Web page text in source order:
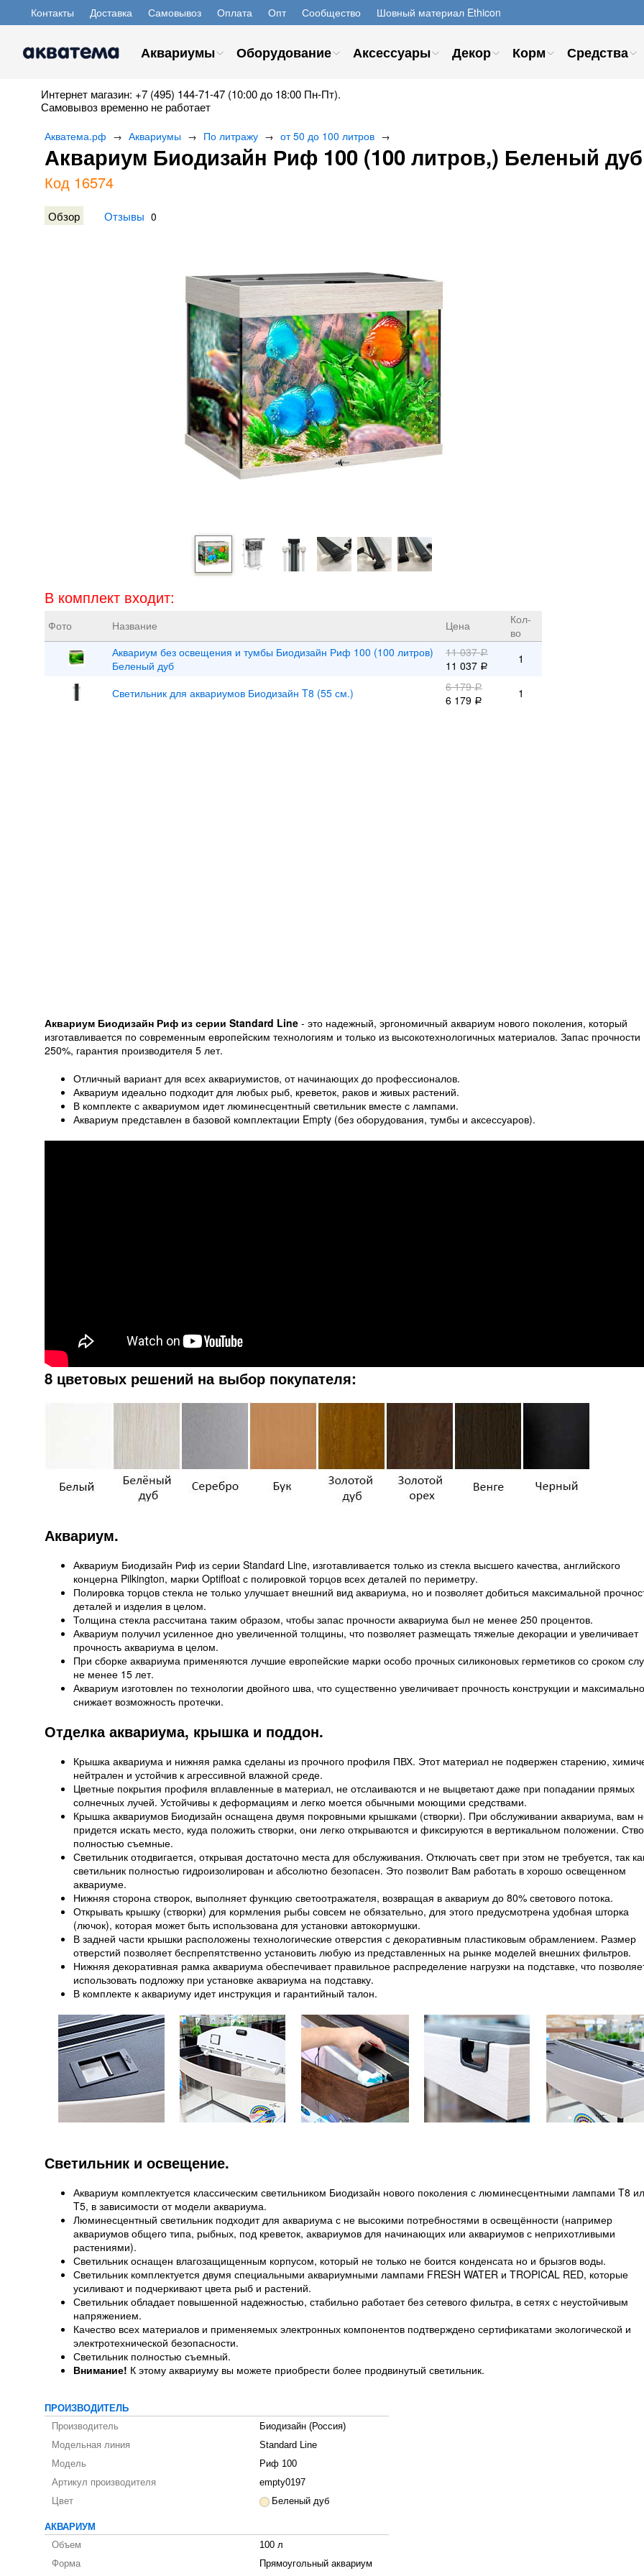
Контакты Доставка Самовывоз Оплата Опт Сообщество Шовный материал Ethicon
Аквариумы Оборудование Аксессуары Декор Корм Средства
Интернет магазин: +7 (495) 144-71-47 (10:00 до 18:00 Пн-Пт).
Самовывоз временно не работает
Акватема.рф → Аквариумы → По литражу → от 50 до 100 литров →
Аквариум Биодизайн Риф 100 (100 литров,) Беленый дуб
Код 16574
Обзор Отзывы 0
В комплект входит:
Фото Название Цена
Кол-
во
Аквариум без освещения и тумбы Биодизайн Риф 100 (100 литров)
Беленый дуб
11 037Р
11 037 Р
1
Светильник для аквариумов Биодизайн T8 (55 см.) 6 179Р
6 179 Р
1
Аквариум Биодизайн Риф из серии Standard Line - это надежный, эргономичный аквариум нового поколения, который
изготавливается по современным европейским технологиям и только из высокотехнологичных материалов. Запас прочности
250%, гарантия производителя 5 лет.
Отличный вариант для всех аквариумистов, от начинающих до профессионалов.
Аквариум идеально подходит для любых рыб, креветок, раков и живых растений.
В комплекте с аквариумом идет люминесцентный светильник вместе с лампами.
Аквариум представлен в базовой комплектации Empty (без оборудования, тумбы и аксессуаров).
8 цветовых решений на выбор покупателя:
Аквариум.
Аквариум Биодизайн Риф из серии Standard Line, изготавливается только из стекла высшего качества, английского
концерна Pilkington, марки Optifloat с полировкой торцов всех деталей по периметру.
Полировка торцов стекла не только улучшает внешний вид аквариума, но и позволяет добиться максимальной
деталей и изделия в целом.
Толщина стекла рассчитана таким образом, чтобы запас прочности аквариума был не менее 250 процентов.
Аквариум получил усиленное дно увеличенной толщины, что позволяет размещать тяжелые декорации и увеличивает
прочность аквариума в целом.
При сборке аквариума применяются лучшие европейские марки особо прочных силиконовых герметиков со сроком
не менее 15 лет.
Аквариум изготовлен по технологии двойного шва, что существенно увеличивает прочность конструкции и максимально
снижает возможность протечки.
Отделка аквариума, крышка и поддон.
Крышка аквариума и нижняя рамка сделаны из прочного профиля ПВХ. Этот материал не подвержен старению,
нейтрален и устойчив к агрессивной влажной среде.
Цветные покрытия профиля вплавленные в материал, не отслаиваются и не выцветают даже при попадании прямых
солнечных лучей. Устойчивы к деформациям и легко моется обычными моющими средствами.
Крышка аквариумов Биодизайн оснащена двумя покровными крышками (створки). При обслуживании аквариума, вам
придется искать место, куда положить створки, они легко открываются и фиксируются в вертикальном положении.
полностью съемные.
Светильник отодвигается, открывая достаточно места для обслуживания. Отключать свет при этом не требуется, так
светильник полностью гидроизолирован и абсолютно безопасен. Это позволит Вам работать в хорошо освещенном
аквариуме.
Нижняя сторона створок, выполняет функцию светоотражателя, возвращая в аквариум до 80% светового потока.
Открывать крышку (створки) для кормления рыбы совсем не обязательно, для этого предусмотрена удобная шторка
(лючок), которая может быть использована для установки автокормушки.
В задней части крышки расположены технологические отверстия с декоративным пластиковым обрамлением. Размер
отверстий позволяет беспрепятственно установить любую из представленных на рынке моделей внешних фильтров.
Нижняя декоративная рамка аквариума обеспечивает правильное распределение нагрузки на подставке, что
использовать подложку при установке аквариума на подставку.
В комплекте к аквариуму идет инструкция и гарантийный талон.
Светильник и освещение.
Аквариум комплектуется классическим светильником Биодизайн нового поколения с люминесцентными лампами T8
T5, в зависимости от модели аквариума.
Люминесцентный светильник подходит для аквариума с не высокими потребностями в освещённости (например
аквариумов общего типа, рыбных, под креветок, аквариумов для начинающих или аквариумов с неприхотливыми
растениями).
Светильник оснащен влагозащищенным корпусом, который не только не боится конденсата но и брызгов воды.
Светильник комплектуется двумя специальными аквариумными лампами FRESH WATER и TROPICAL RED, которые
усиливают и подчеркивают цвета рыб и растений.
Светильник обладает повышенной надежностью, стабильно работает без сетевого фильтра, в сетях с неустойчивым
напряжением.
Качество всех материалов и применяемых электронных компонентов подтверждено сертификатами экологической и
электротехнической безопасности.
Светильник полностью съемный.
Внимание! К этому аквариуму вы можете приобрести более продвинутый светильник.
ПРОИЗВОДИТЕЛЬ
Производитель
Биодизайн (Россия)
Модельная линия
Standard Line
Модель
Риф 100
Артикул производителя
empty0197
Цвет
Беленый дуб
АКВАРИУМ
Объем
100 л
Форма
Прямоугольный аквариум